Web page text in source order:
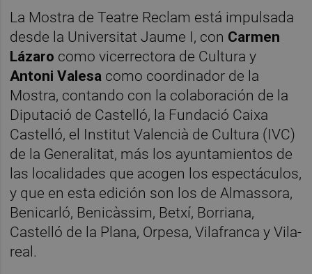
La Mostra de Teatre Reclam está impulsada
desde la Universitat Jaume I, con Carmen
Lázaro como vicerrectora de Cultura y
Antoni Valesa como coordinador de la
Mostra, contando con la colaboración de la
Diputació de Castelló, la Fundació Caixa
Castelló, el Institut Valencià de Cultura (IVC)
de la Generalitat, más los ayuntamientos de
las localidades que acogen los espectáculos,
y que en esta edición son los de Almassora,
Benicarló, Benicàssim, Betxí, Borriana,
Castelló de la Plana, Orpesa, Vilafranca y Vila-
real.